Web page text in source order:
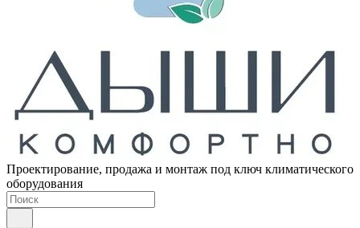
Проектирование, продажа и монтаж под ключ климатического
оборудования